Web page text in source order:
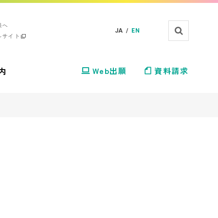
イト
JA / EN
Web出願 資料請求